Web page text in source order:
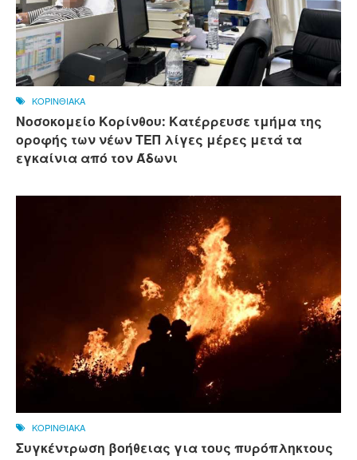
ΚΟΡΙΝΘΙΑΚΑ
Νοσοκομείο Κορίνθου: Κατέρρευσε τμήμα της
οροφής των νέων ΤΕΠ λίγες μέρες μετά τα
εγκαίνια από τον Άδωνι
ΚΟΡΙΝΘΙΑΚΑ
Συγκέντρωση βοήθειας για τους πυρόπληκτους